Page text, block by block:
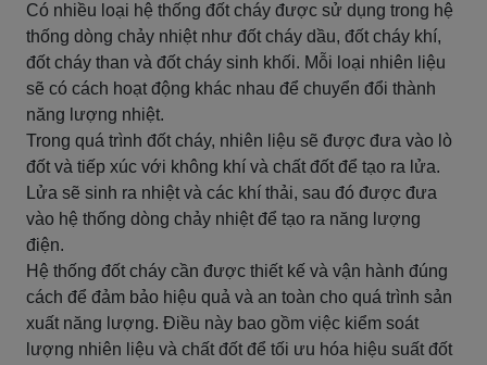
Có nhiều loại hệ thống đốt cháy được sử dụng trong hệ
thống dòng chảy nhiệt như đốt cháy dầu, đốt cháy khí,
đốt cháy than và đốt cháy sinh khối. Mỗi loại nhiên liệu
sẽ có cách hoạt động khác nhau để chuyển đổi thành
năng lượng nhiệt.
Trong quá trình đốt cháy, nhiên liệu sẽ được đưa vào lò
đốt và tiếp xúc với không khí và chất đốt để tạo ra lửa.
Lửa sẽ sinh ra nhiệt và các khí thải, sau đó được đưa
vào hệ thống dòng chảy nhiệt để tạo ra năng lượng
điện.
Hệ thống đốt cháy cần được thiết kế và vận hành đúng
cách để đảm bảo hiệu quả và an toàn cho quá trình sản
xuất năng lượng. Điều này bao gồm việc kiểm soát
lượng nhiên liệu và chất đốt để tối ưu hóa hiệu suất đốt